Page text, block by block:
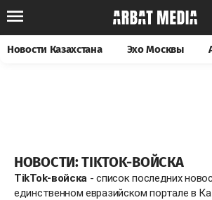
Новости Казахстана Эхо Москвы
НОВОСТИ: TIKTOK-ВОЙСКА
TikTok-войска - список последних
единственном евразийском портале в